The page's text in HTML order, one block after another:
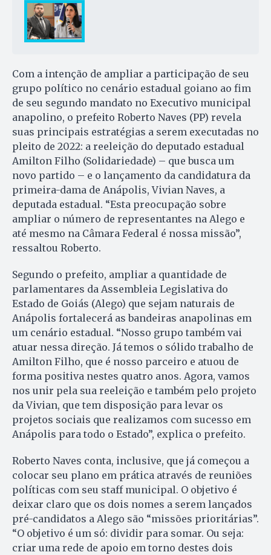
Com a intenção de ampliar a participação de seu
grupo político no cenário estadual goiano ao fim
de seu segundo mandato no Executivo municipal
anapolino, o prefeito Roberto Naves (PP) revela
suas principais estratégias a serem executadas no
pleito de 2022: a reeleição do deputado estadual
Amilton Filho (Solidariedade) – que busca um
novo partido – e o lançamento da candidatura da
primeira-dama de Anápolis, Vivian Naves, a
deputada estadual. “Esta preocupação sobre
ampliar o número de representantes na Alego e
até mesmo na Câmara Federal é nossa missão”,
ressaltou Roberto.
Segundo o prefeito, ampliar a quantidade de
parlamentares da Assembleia Legislativa do
Estado de Goiás (Alego) que sejam naturais de
Anápolis fortalecerá as bandeiras anapolinas em
um cenário estadual. “Nosso grupo também vai
atuar nessa direção. Já temos o sólido trabalho de
Amilton Filho, que é nosso parceiro e atuou de
forma positiva nestes quatro anos. Agora, vamos
nos unir pela sua reeleição e também pelo projeto
da Vivian, que tem disposição para levar os
projetos sociais que realizamos com sucesso em
Anápolis para todo o Estado”, explica o prefeito.
Roberto Naves conta, inclusive, que já começou a
colocar seu plano em prática através de reuniões
políticas com seu staff municipal. O objetivo é
deixar claro que os dois nomes a serem lançados
pré-candidatos a Alego são “missões prioritárias”.
“O objetivo é um só: dividir para somar. Ou seja:
criar uma rede de apoio em torno destes dois